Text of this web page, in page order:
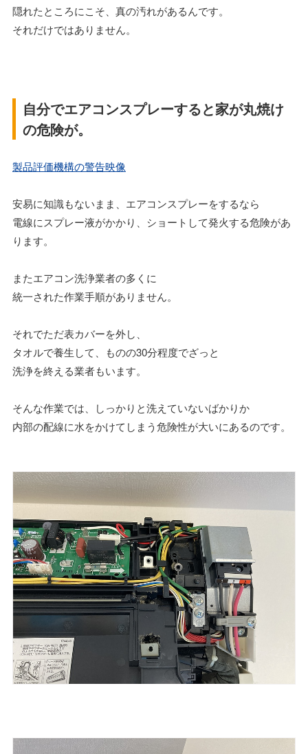
隠れたところにこそ、真の汚れがあるんです。
それだけではありません。
自分でエアコンスプレーすると家が丸焼け
の危険が。
製品評価機構の警告映像
安易に知識もないまま、エアコンスプレーをするなら
電線にスプレー液がかかり、ショートして発火する危険があ
ります。
またエアコン洗浄業者の多くに
統一された作業手順がありません。
それでただ表カバーを外し、
タオルで養生して、ものの30分程度でざっと
洗浄を終える業者もいます。
そんな作業では、しっかりと洗えていないばかりか
内部の配線に水をかけてしまう危険性が大いにあるのです。